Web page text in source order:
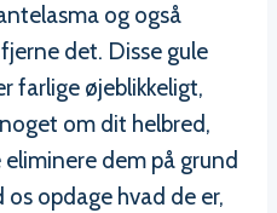
og også
det. Disse gule
farlige øjeblikkeligt,
om dit helbred,
dem på grund
opdage hvad de er,